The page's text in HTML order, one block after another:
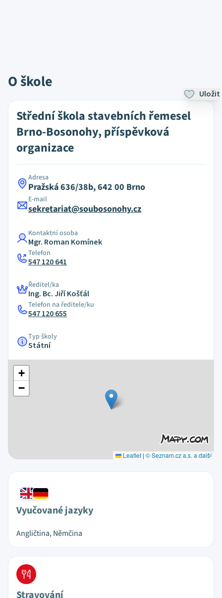
O škole
Uložit
Střední škola stavebních řemesel
Brno-Bosonohy, příspěvková
organizace
Adresa
Pražská 636/38b, 642 00 Brno
E-mail
sekretariat@soubosonohy.cz
Kontaktní osoba
Mgr. Roman Komínek
Telefon
547 120 641
Ředitel/ka
Ing. Bc. Jiří Košťál
Telefon na ředitele/ku
547 120 655
Typ školy
Státní
+
−
Leaflet | © Seznam.cz a.s. a další
Vyučované jazyky
Angličtina, Němčina
Stravování